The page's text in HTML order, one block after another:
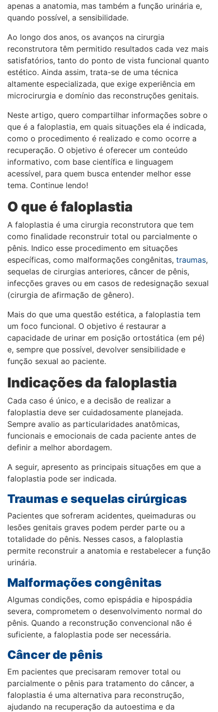
apenas a anatomia, mas também a função urinária e,
quando possível, a sensibilidade.
Ao longo dos anos, os avanços na cirurgia
reconstrutora têm permitido resultados cada vez mais
satisfatórios, tanto do ponto de vista funcional quanto
estético. Ainda assim, trata-se de uma técnica
altamente especializada, que exige experiência em
microcirurgia e domínio das reconstruções genitais.
Neste artigo, quero compartilhar informações sobre o
que é a faloplastia, em quais situações ela é indicada,
como o procedimento é realizado e como ocorre a
recuperação. O objetivo é oferecer um conteúdo
informativo, com base científica e linguagem
acessível, para quem busca entender melhor esse
tema. Continue lendo!
O que é faloplastia
A faloplastia é uma cirurgia reconstrutora que tem
como finalidade reconstruir total ou parcialmente o
pênis. Indico esse procedimento em situações
específicas, como malformações congênitas, traumas,
sequelas de cirurgias anteriores, câncer de pênis,
infecções graves ou em casos de redesignação sexual
(cirurgia de afirmação de gênero).
Mais do que uma questão estética, a faloplastia tem
um foco funcional. O objetivo é restaurar a
capacidade de urinar em posição ortostática (em pé)
e, sempre que possível, devolver sensibilidade e
função sexual ao paciente.
Indicações da faloplastia
Cada caso é único, e a decisão de realizar a
faloplastia deve ser cuidadosamente planejada.
Sempre avalio as particularidades anatômicas,
funcionais e emocionais de cada paciente antes de
definir a melhor abordagem.
A seguir, apresento as principais situações em que a
faloplastia pode ser indicada.
Traumas e sequelas cirúrgicas
Pacientes que sofreram acidentes, queimaduras ou
lesões genitais graves podem perder parte ou a
totalidade do pênis. Nesses casos, a faloplastia
permite reconstruir a anatomia e restabelecer a função
urinária.
Malformações congênitas
Algumas condições, como epispádia e hipospádia
severa, comprometem o desenvolvimento normal do
pênis. Quando a reconstrução convencional não é
suficiente, a faloplastia pode ser necessária.
Câncer de pênis
Em pacientes que precisaram remover total ou
parcialmente o pênis para tratamento do câncer, a
faloplastia é uma alternativa para reconstrução,
ajudando na recuperação da autoestima e da